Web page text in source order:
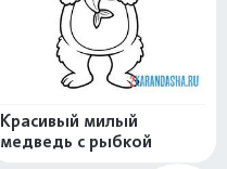
Красивый милый
медведь с рыбкой